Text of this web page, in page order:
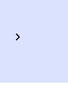
Next